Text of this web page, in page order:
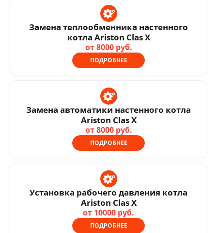
Замена теплообменника настенного
котла Ariston Clas X
от 8000 руб.
ПОДРОБНЕЕ
Замена автоматики настенного котла
Ariston Clas X
от 8000 руб.
ПОДРОБНЕЕ
Установка рабочего давления котла
Ariston Clas X
от 10000 руб.
ПОДРОБНЕЕ